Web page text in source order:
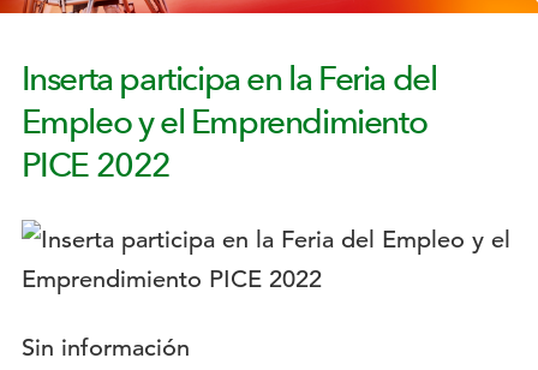
Inserta participa en la Feria del
Empleo y el Emprendimiento
PICE 2022
Logotipo:
Descripción:
Sin información